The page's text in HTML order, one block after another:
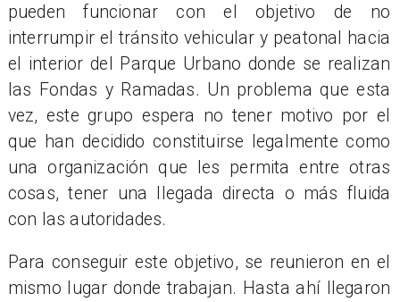
pueden funcionar con el objetivo de no
interrumpir el tránsito vehicular y peatonal hacia
el interior del Parque Urbano donde se realizan
las Fondas y Ramadas. Un problema que esta
vez, este grupo espera no tener motivo por el
que han decidido constituirse legalmente como
una organización que les permita entre otras
cosas, tener una llegada directa o más fluida
con las autoridades.
Para conseguir este objetivo, se reunieron en el
mismo lugar donde trabajan. Hasta ahí llegaron